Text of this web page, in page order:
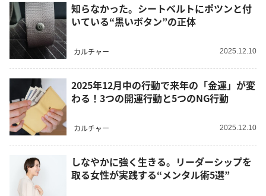
知らなかった。シートベルトにポツンと付
いている“黒いボタン”の正体
カルチャー 2025.12.10
2025年12月中の行動で来年の「金運」が変
わる！3つの開運行動と5つのNG行動
カルチャー 2025.12.10
しなやかに強く生きる。リーダーシップを
取る女性が実践する“メンタル術5選”